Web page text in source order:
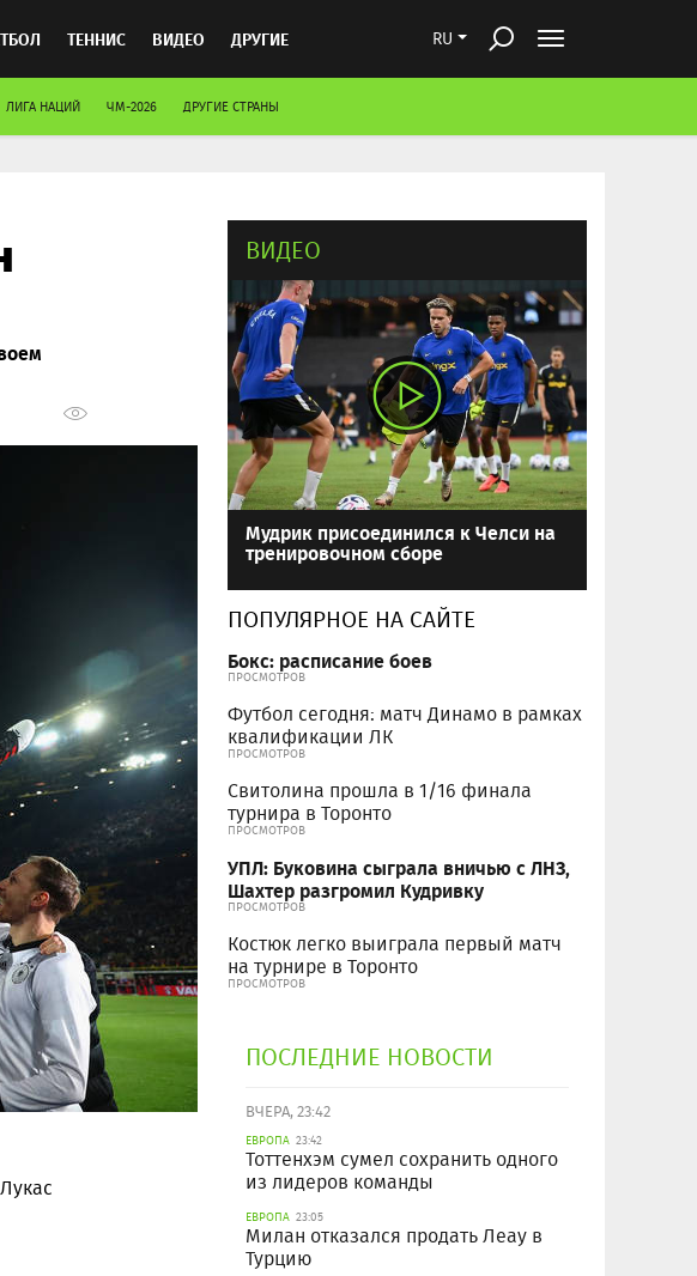
RU
ТЕННИС ВИДЕО ДРУГИЕ
ЛИГА НАЦИЙ ЧМ-2026 ДРУГИЕ СТРАНЫ
ВИДЕО
Мудрик присоединился к Челси на
тренировочном сборе
ПОПУЛЯРНОЕ НА САЙТЕ
Бокс: расписание боев
ПРОСМОТРОВ
Футбол сегодня: матч Динамо в рамках
квалификации ЛК
ПРОСМОТРОВ
Свитолина прошла в 1/16 финала
турнира в Торонто
ПРОСМОТРОВ
УПЛ: Буковина сыграла вничью с ЛНЗ,
Шахтер разгромил Кудривку
ПРОСМОТРОВ
Костюк легко выиграла первый матч
на турнире в Торонто
ПРОСМОТРОВ
ПОСЛЕДНИЕ НОВОСТИ
ВЧЕРА, 23:42
ЕВРОПА 23:42
Тоттенхэм сумел сохранить одного
из лидеров команды
ЕВРОПА 23:05
Милан отказался продать Леау в
Турцию